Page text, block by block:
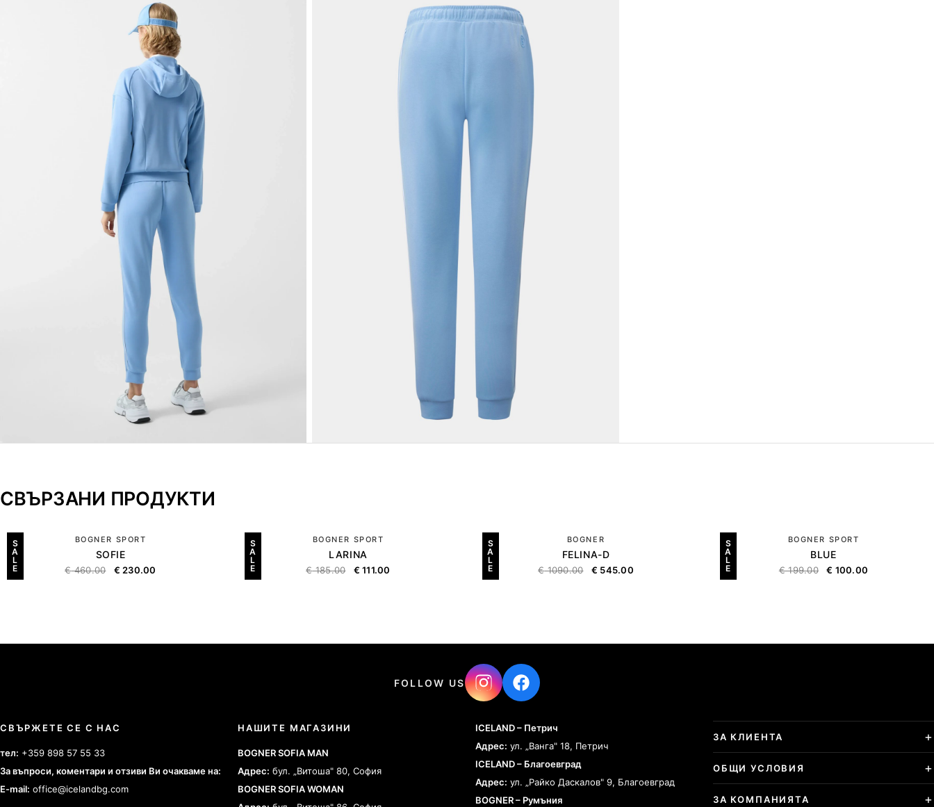
СВЪРЗАНИ ПРОДУКТИ
S
A
L
E
BOGNER SPORT
SOFIE
€460.00 € 230.00
S
A
L
E
BOGNER SPORT
LARINA
€185.00 € 111.00
S
A
L
E
BOGNER
FELINA-D
€1090.00 € 545.00
S
A
L
E
BOGNER SPORT
BLUE
€199.00 € 100.00
FOLLOW US
СВЪРЖЕТЕ СЕ С НАС
тел: +359 898 57 55 33
За въпроси, коментари и отзиви Ви очакваме на:
E-mail: office@icelandbg.com
НАШИТЕ МАГАЗИНИ
BOGNER SOFIA MAN
Адрес: бул. „Витоша" 80, София
BOGNER SOFIA WOMAN
ICELAND – Петрич
Адрес: ул. „Ванга" 18, Петрич
ICELAND – Благоевград
Адрес: ул. „Райко Даскалов" 9, Благоевград
BOGNER – Румъния
ЗА КЛИЕНТА
ОБЩИ УСЛОВИЯ
ЗА КОМПАНИЯТА